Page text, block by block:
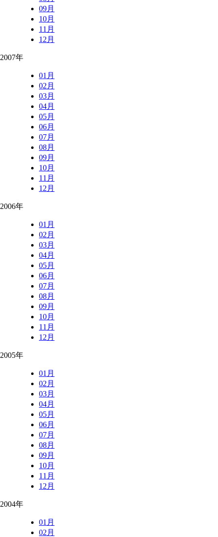
09月
10月
11月
12月
2007年
01月
02月
03月
04月
05月
06月
07月
08月
09月
10月
11月
12月
2006年
01月
02月
03月
04月
05月
06月
07月
08月
09月
10月
11月
12月
2005年
01月
02月
03月
04月
05月
06月
07月
08月
09月
10月
11月
12月
2004年
01月
02月